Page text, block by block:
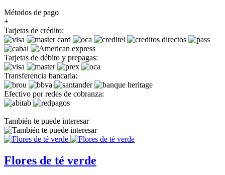
Métodos de pago
+
Tarjetas de crédito:
Tarjetas de débito y prepagas:
Transferencia bancaria:
Efectivo por redes de cobranza:
También te puede interesar
Flores de té verde